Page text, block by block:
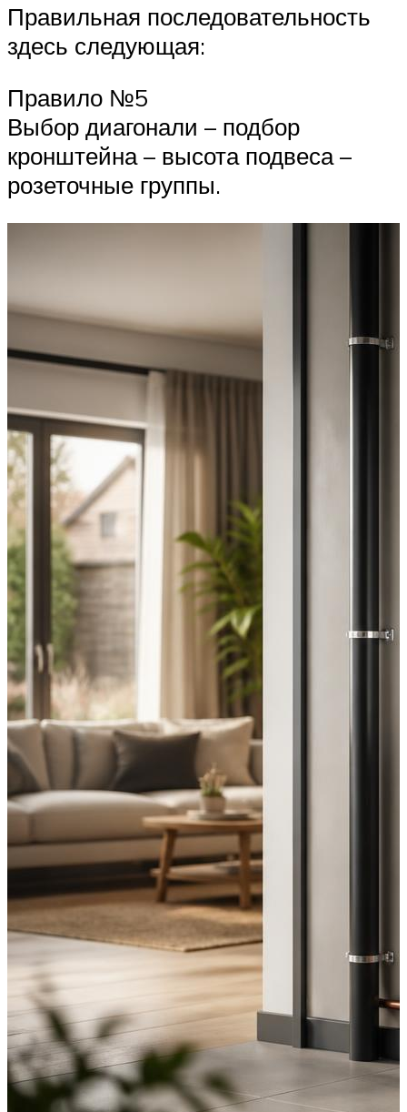
Правильная последовательность
здесь следующая:
Правило №5
Выбор диагонали – подбор
кронштейна – высота подвеса –
розеточные группы.